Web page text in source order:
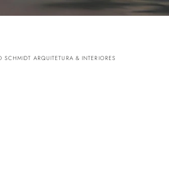
SCHMIDT ARQUITETURA & INTERIORES